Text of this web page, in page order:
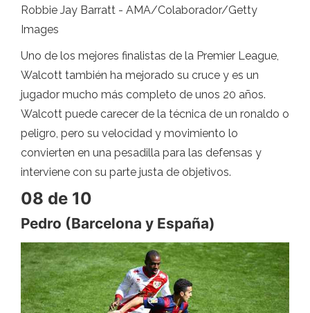
Robbie Jay Barratt - AMA/Colaborador/Getty
Images
Uno de los mejores finalistas de la Premier League,
Walcott también ha mejorado su cruce y es un
jugador mucho más completo de unos 20 años.
Walcott puede carecer de la técnica de un ronaldo o
peligro, pero su velocidad y movimiento lo
convierten en una pesadilla para las defensas y
interviene con su parte justa de objetivos.
08 de 10
Pedro (Barcelona y España)